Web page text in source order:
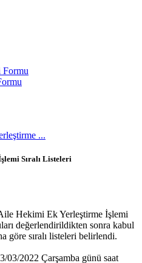
Formu
...
Sıralı Listeleri
Hekimi Ek Yerleştirme İşlemi
değerlendirildikten sonra kabul
göre sıralı listeleri belirlendi.
03/2022 Çarşamba günü saat